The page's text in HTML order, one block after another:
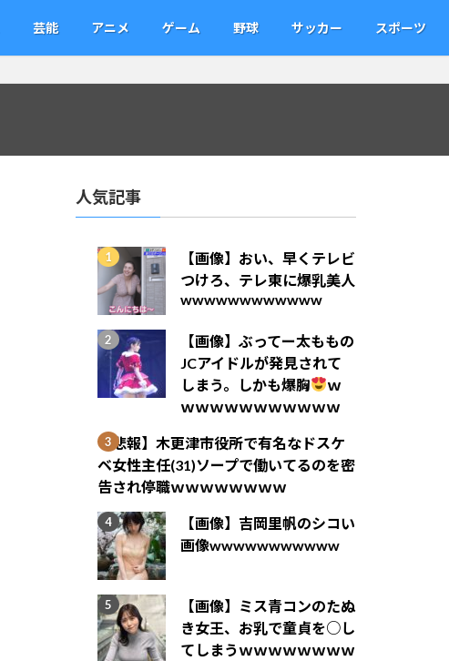
芸能 アニメ ゲーム 野球 サッカー スポーツ
人気記事
【画像】おい、早くテレビ
つけろ、テレ東に爆乳美人
wwwwwwwwwwww
【画像】ぶってー太ももの
JCアイドルが発見されて
しまう。しかも爆胸
ｗ
ｗｗｗｗｗｗｗｗｗｗｗ
【悲報】木更津市役所で有名なドスケ
ベ女性主任(31)ソープで働いてるのを密
告され停職ｗｗｗｗｗｗｗｗ
【画像】吉岡里帆のシコい
画像wwwwwwwwwww
【画像】ミス青コンのたぬ
き女王、お乳で童貞を○し
てしまうｗｗｗｗｗｗｗｗ